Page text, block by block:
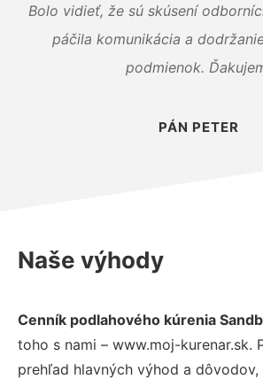
Bolo vidieť, že sú skúsení
páčila komunikácia a
podmienok.
PÁN PETER
Naše výhody
Cenník podlahového kúrenia
toho s nami – www.moj-kurenar.sk.
prehľad hlavných výhod a